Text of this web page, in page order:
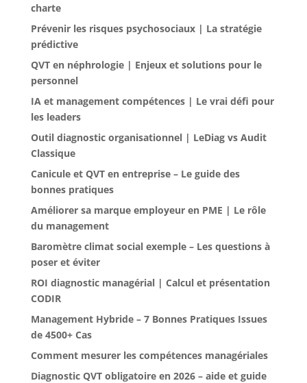
charte
Prévenir les risques psychosociaux | La stratégie
prédictive
QVT en néphrologie | Enjeux et solutions pour le
personnel
IA et management compétences | Le vrai défi pour
les leaders
Outil diagnostic organisationnel | LeDiag vs Audit
Classique
Canicule et QVT en entreprise – Le guide des
bonnes pratiques
Améliorer sa marque employeur en PME | Le rôle
du management
Baromètre climat social exemple – Les questions à
poser et éviter
ROI diagnostic managérial | Calcul et présentation
CODIR
Management Hybride – 7 Bonnes Pratiques Issues
de 4500+ Cas
Comment mesurer les compétences managériales
Diagnostic QVT obligatoire en 2026 – aide et guide